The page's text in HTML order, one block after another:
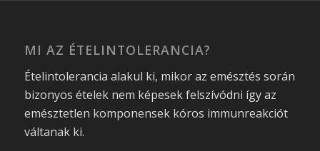
MI AZ ÉTELINTOLERANCIA?
Ételintolerancia alakul ki, mikor az emésztés során
bizonyos ételek nem képesek felszívódni így az
emésztetlen komponensek kóros immunreakciót
váltanak ki.